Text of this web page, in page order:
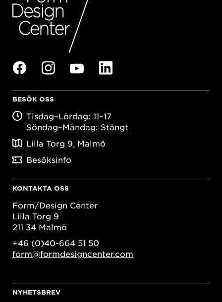
BESÖK OSS
Tisdag–Lördag: 11–17
Söndag–Måndag: Stängt
Lilla Torg 9, Malmö
Besöksinfo
KONTAKTA OSS
Form/Design Center
Lilla Torg 9
211 34 Malmö
+46 (0)40-664 51 50
form@formdesigncenter.com
NYHETSBREV